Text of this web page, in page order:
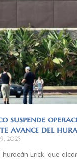
suspende
avance del
2025
Erick, que